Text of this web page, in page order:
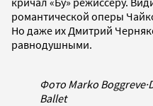
романтической оперы
Но даже их Дмитрий
равнодушными.
Фото Marko Boggreve·
Ballet